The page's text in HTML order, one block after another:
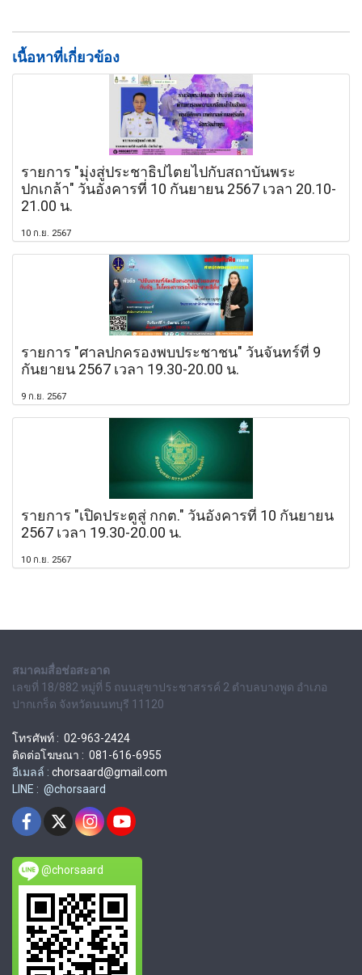
เนื้อหาที่เกี่ยวข้อง
รายการ "มุ่งสู่ประชาธิปไตยไปกับสถาบันพระ
ปกเกล้า" วันอังคารที่ 10 กันยายน 2567 เวลา 20.10-
21.00 น.
10 ก.ย. 2567
รายการ "ศาลปกครองพบประชาชน" วันจันทร์ที่ 9
กันยายน 2567 เวลา 19.30-20.00 น.
9 ก.ย. 2567
รายการ "เปิดประตูสู่ กกต." วันอังคารที่ 10 กันยายน
2567 เวลา 19.30-20.00 น.
10 ก.ย. 2567
สมาคมสื่อช่อสะอาด
เลขที่ 18/882 หมู่ที่ 5 ถนนสุขาประชาสรรค์ 2 ตำบลบางพูด อำเภอ
ปากเกร็ด จังหวัดนนทบุรี 11120
โทรศัพท์ : 02-963-2424
ติดต่อโฆษณา : 081-616-6955
อีเมลล์ : chorsaard@gmail.com
LINE : @chorsaard
@chorsaard